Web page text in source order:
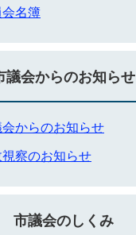
名簿
議会からのお知らせ
からのお知らせ
察のお知らせ
市議会のしくみ